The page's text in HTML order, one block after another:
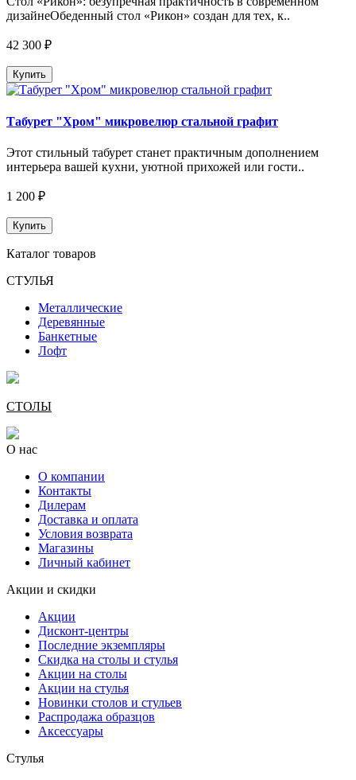
дизайнеОбеденный стол «Рикон» создан для тех, к..
42 300 ₽
Купить
Табурет "Хром" микровелюр стальной графит
Этот стильный табурет станет практичным дополнением
интерьера вашей кухни, уютной прихожей или гости..
1 200 ₽
Купить
Каталог товаров
СТУЛЬЯ
Металлические
Деревянные
Банкетные
Лофт
СТОЛЫ
О нас
О компании
Контакты
Дилерам
Доставка и оплата
Условия возврата
Магазины
Личный кабинет
Акции и скидки
Акции
Дисконт-центры
Последние экземпляры
Скидка на столы и стулья
Акции на столы
Акции на стулья
Новинки столов и стульев
Распродажа образцов
Аксессуары
Стулья